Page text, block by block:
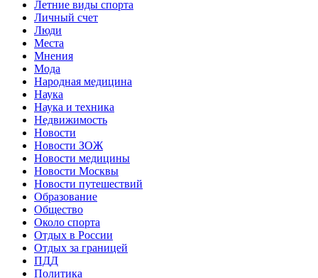
Летние виды спорта
Личный счет
Люди
Места
Мнения
Мода
Народная медицина
Наука
Наука и техника
Недвижимость
Новости
Новости ЗОЖ
Новости медицины
Новости Москвы
Новости путешествий
Образование
Общество
Около спорта
Отдых в России
Отдых за границей
ПДД
Политика